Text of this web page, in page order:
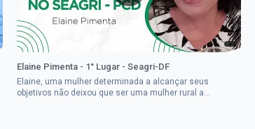
Elaine Pimenta - 1° Lugar - Seagri-DF
Elaine, uma mulher determinada a alcançar seus
objetivos não deixou que ser uma mulher rural a